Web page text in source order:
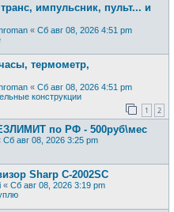
импульсник, пульт... и
« Сб авг 08, 2026 4:51 pm
термометр,
« Сб авг 08, 2026 4:51 pm
конструкции
1 2
по РФ - 500руб\мес
Сб авг 08, 2026 3:25 pm
Sharp C-2002SC
« Сб авг 08, 2026 3:19 pm